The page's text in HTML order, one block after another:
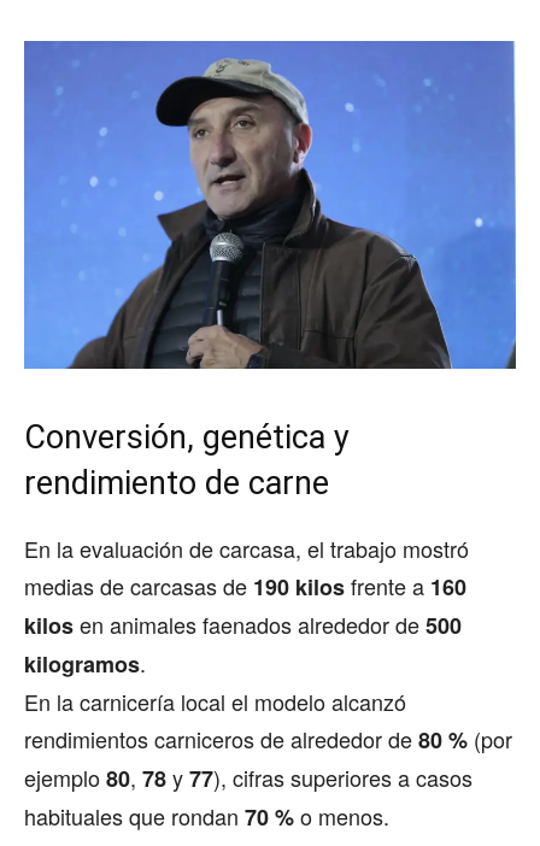
Conversión, genética y
rendimiento de carne
En la evaluación de carcasa, el trabajo mostró
medias de carcasas de 190 kilosfrente a 160
kilosen animales faenados alrededor de500
kilogramos.
En la carnicería local el modelo alcanzó
rendimientos carniceros de alrededor de80 % (por
ejemplo80, 78y77), cifras superiores a casos
habituales que rondan 70 %o menos.